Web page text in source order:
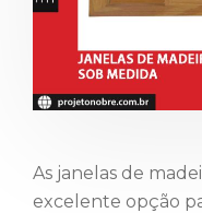
As janelas de
excelente opção